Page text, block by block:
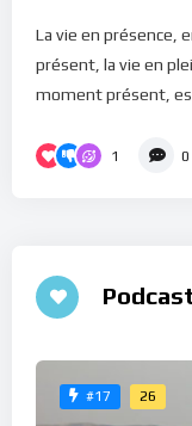
La vie en présence,
présent, la vie en
moment présent,
1 0
#17 26